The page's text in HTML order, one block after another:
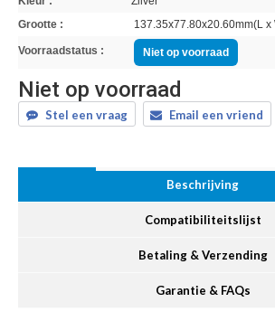
Grootte :
137.35x77.80x20.60mm(L x
Voorraadstatus : Niet op voorraad
Niet op voorraad
Stel een vraag Email een vriend
Beschrijving
Compatibiliteitslijst
Betaling & Verzending
Garantie & FAQs